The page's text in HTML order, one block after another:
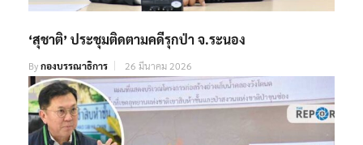
‘สุชาติ’ ประชุมติดตามคดีรุกป่า จ.ระนอง
Byกองบรรณาธิการ 26 มีนาคม 2026